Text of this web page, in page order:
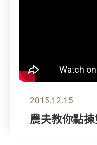
2015.12.15
農夫教你點